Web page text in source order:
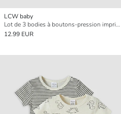
LCW baby
Lot de 3 bodies à boutons-pression imprimés pour bébé garçon
12.99 EUR